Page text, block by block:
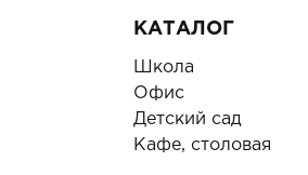
КАТАЛОГ
Школа
Офис
Детский сад
Кафе, столовая